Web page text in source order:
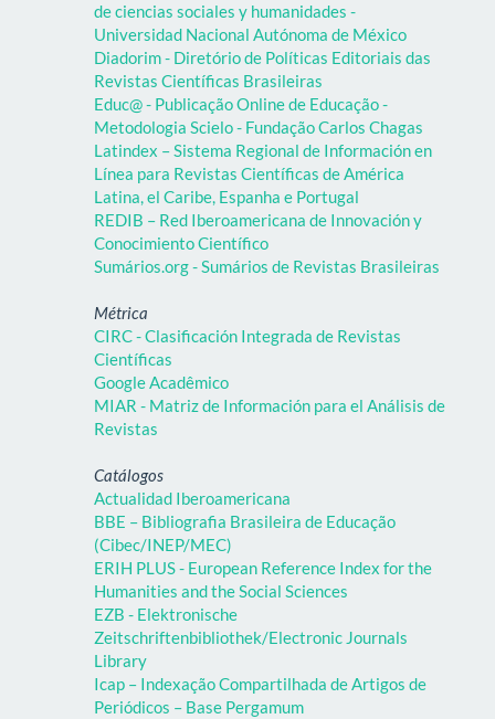
de ciencias sociales y humanidades -
Universidad Nacional Autónoma de México
Diadorim - Diretório de Políticas Editoriais das
Revistas Científicas Brasileiras
Educ@ - Publicação Online de Educação -
Metodologia Scielo - Fundação Carlos Chagas
Latindex – Sistema Regional de Información en
Línea para Revistas Científicas de América
Latina, el Caribe, Espanha e Portugal
REDIB – Red Iberoamericana de Innovación y
Conocimiento Científico
Sumários.org - Sumários de Revistas Brasileiras
Métrica
CIRC - Clasificación Integrada de Revistas
Científicas
Google Acadêmico
MIAR - Matriz de Información para el Análisis de
Revistas
Catálogos
Actualidad Iberoamericana
BBE – Bibliografia Brasileira de Educação
(Cibec/INEP/MEC)
ERIH PLUS - European Reference Index for the
Humanities and the Social Sciences
EZB - Elektronische
Zeitschriftenbibliothek/Electronic Journals
Library
Icap – Indexação Compartilhada de Artigos de
Periódicos – Base Pergamum